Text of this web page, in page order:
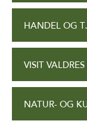
HANDEL OG
VISIT VALDRES
NATUR- OG